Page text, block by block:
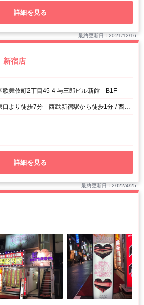
詳細を見る
最終更新日：2021/12/16
新宿店
歌舞伎町2丁目45-4 与三郎ビル新館 B1F
各線新宿駅東口より徒歩7分 西武新宿駅から徒歩1分 / 西武新宿駅北口、ローソン斜め前ケパブ屋さんをまっすぐ。 ライブハウスMARSさんを通り、ゴーゴーカレー西武新宿店さんの隣の隣。 JR新宿駅東口、歌舞伎町口ゴジラのビルを目指し、新宿交番さんをみつけたらゴーゴーカレー西武新宿店さんを目印に隣の隣。
詳細を見る
最終更新日：2022/4/25